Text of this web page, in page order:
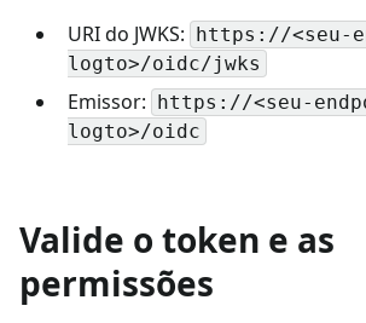
URI do JWKS:
https://<seu-
logto>/oidc/jwks
Emissor:
https://<seu-
logto>/oidc
Valide o token e as
permissões